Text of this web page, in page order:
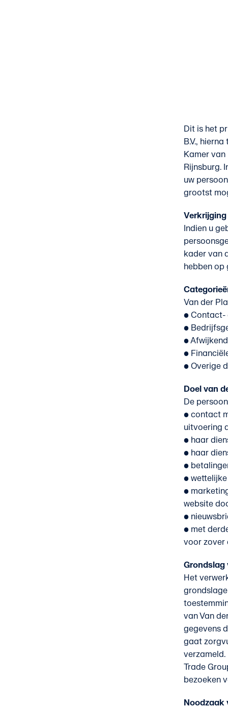
Dit is het
B.V., hierna
Kamer
Rijnsburg.
uw
grootst
Indien u
kader van
hebben op
Van der
• Contact-
•
•
•
• Overige
Doel van
De
• contact
uitvoering
• haar
• haar
•
•
•
website
•
• met
voor zover
Grondslag
Het
van Van
gegevens
gaat
Trade
bezoeken
Noodzaak